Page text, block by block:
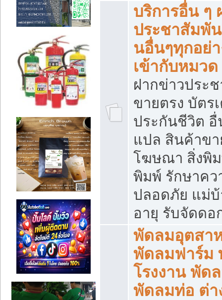
บริการอื่น ๆ
ประชาสัมพั
นอื่นๆทุกอย่
เข้ากับหมวด
ฝากข่าวประ
ขายตรง บัตร
ประกันชีวิต อื่
แปล สินค้าขา
โฆษณา สิ่งพิ
พิมพ์ รักษาคว
ปลอดภัย แม่บ้
อายุ รับจัดดอ
พัดลมอุตสา
พัดลมฟาร์ม
โรงงาน พัด
พัดลมท่อ ต่า